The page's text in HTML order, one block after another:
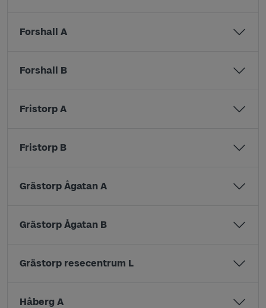
Forshall A
Forshall B
Fristorp A
Fristorp B
Grästorp Ågatan A
Grästorp Ågatan B
Grästorp resecentrum L
Håberg A